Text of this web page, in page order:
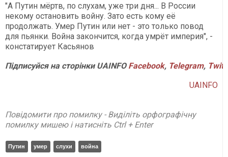
"А Путин мёртв, по слухам, уже три дня... В России
некому остановить войну. Зато есть кому её
продолжать. Умер Путин или нет - это только повод
для пьянки. Война закончится, когда умрёт империя", -
констатирует Касьянов
Підписуйся на сторінки UAINFO Facebook, Telegram,
UAINFO
Повідомити про помилку - Виділіть орфографічну
помилку мишею і натисніть Ctrl + Enter
Путин умер слухи война